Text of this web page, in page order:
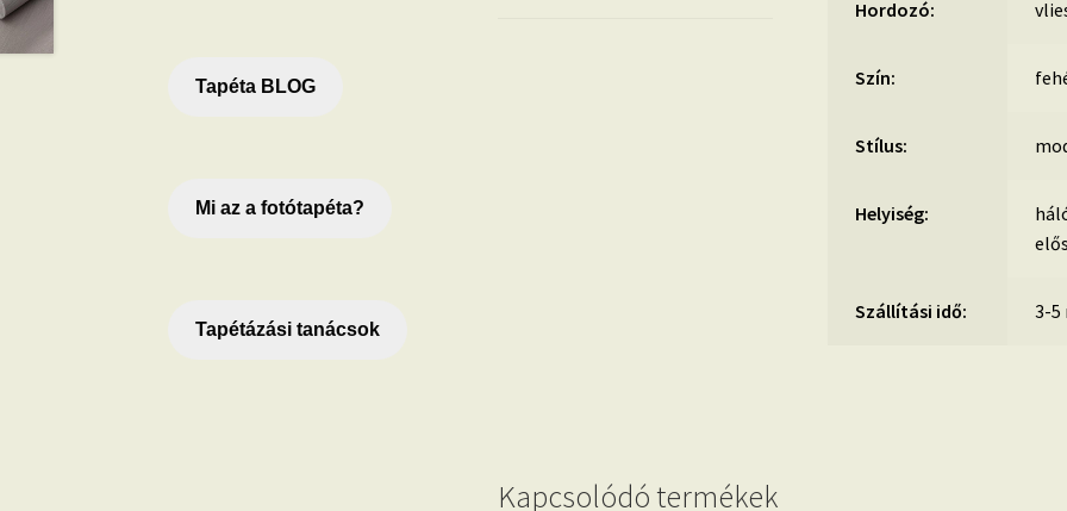
Hordozó:
Szín:
Stílus:
Helyiség:
Szállítási idő: 3-5
Kapcsolódó termékek
Tapéta BLOG
Mi az a fotótapéta?
Tapétázási tanácsok